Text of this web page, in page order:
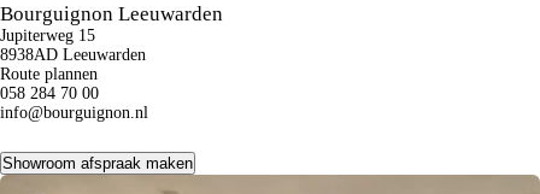
Bourguignon Leeuwarden
Jupiterweg 15
8938AD Leeuwarden
Route plannen
058 284 70 00
info@bourguignon.nl
Showroom afspraak maken